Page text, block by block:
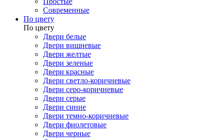
Современные
По цвету
По цвету
Двери белые
Двери вишневые
Двери желтые
Двери зеленые
Двери красные
Двери светло-коричневые
Двери серо-коричневые
Двери серые
Двери синие
Двери темно-коричневые
Двери фиолетовые
Двери черные